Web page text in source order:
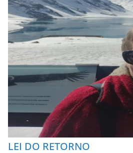
LEI DO RETORNO